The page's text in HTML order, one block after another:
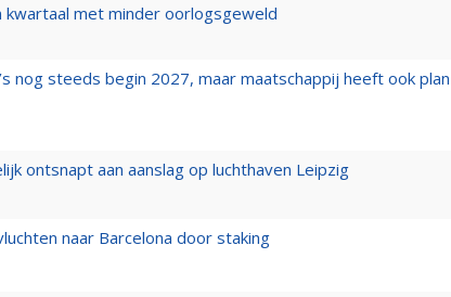
kwartaal met minder oorlogsgeweld
nog steeds begin 2027, maar maatschappij heeft ook plan
ontsnapt aan aanslag op luchthaven Leipzig
naar Barcelona door staking